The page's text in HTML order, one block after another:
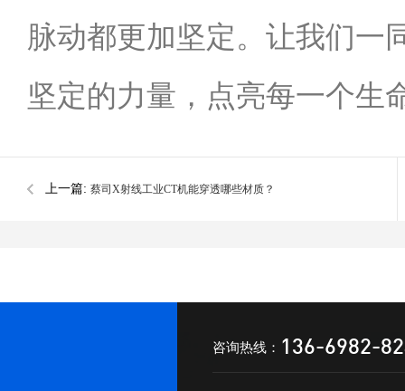
脉动都更加坚定。让我们一
坚定的力量，点亮每一个生
上一篇: 蔡司X射线工业CT机能穿透哪些材质？
咨询热线： 136-6982-